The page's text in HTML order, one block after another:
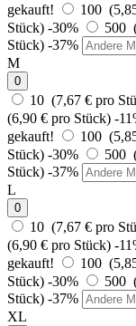
gekauft!
100
Stück) -30% 500
Stück) -37%
M
0
10 (7,67 € pro
(6,90 € pro Stück) -
gekauft!
100
Stück) -30% 500
Stück) -37%
L
0
10 (7,67 € pro
(6,90 € pro Stück) -
gekauft!
100
Stück) -30% 500
Stück) -37%
XL